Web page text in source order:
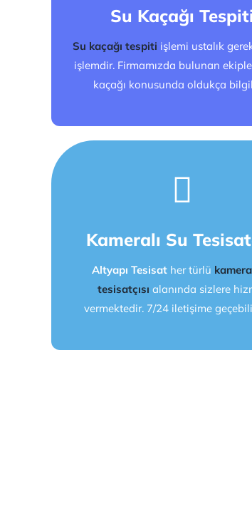
Su Kaçağı Tespiti
Su kaçağı tespiti işlemi ustalık
işlemdir. Firmamızda bulunan
kaçağı konusunda oldukça
Kameralı Su
Altyapı Tesisat her türlü
tesisatçısı alanında sizlere
vermektedir. 7/24 iletişime